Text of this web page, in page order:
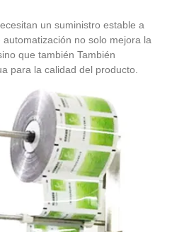
un suministro estable a
no solo mejora la
que también También
para la calidad del producto.